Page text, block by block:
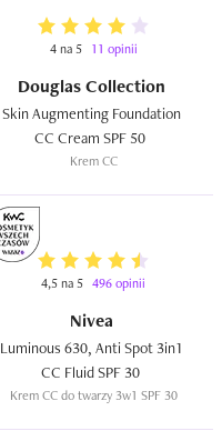
4 na 5 11 opinii
Douglas Collection
Skin Augmenting Foundation
Krem CC
4,5 na 5 496 opinii
Nivea
Luminous 630, Anti Spot 3in1
Krem CC do twarzy 3w1 SPF 30